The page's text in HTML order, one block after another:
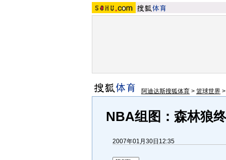
阿迪达斯搜狐体育 > 篮球世界
NBA组图：森林狼
2007年01月30日12:35